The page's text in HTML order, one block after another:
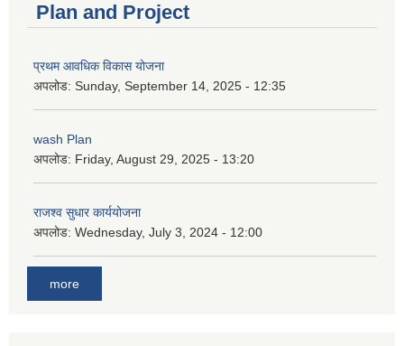
Plan and Project
प्रथम आवधिक विकास योजना
अपलोड: Sunday, September 14, 2025 - 12:35
wash Plan
अपलोड: Friday, August 29, 2025 - 13:20
राजश्व सुधार कार्ययोजना
अपलोड: Wednesday, July 3, 2024 - 12:00
more